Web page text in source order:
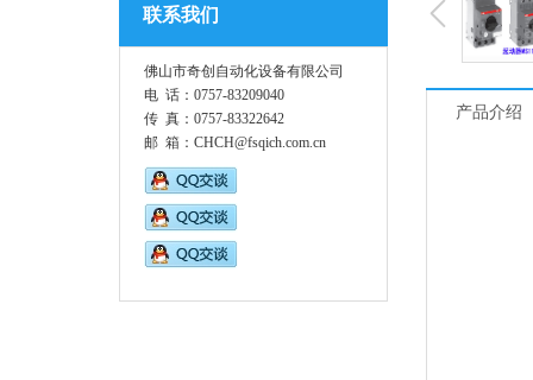
联系我们
佛山市奇创自动化设备有限公司
电 话：0757-83209040
传 真：0757-83322642
邮 箱：CHCH@fsqich.com.cn
产品介绍